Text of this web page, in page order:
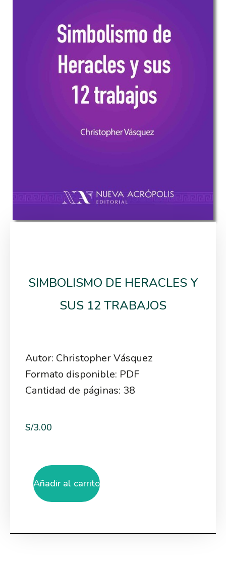
SIMBOLISMO DE HERACLES Y
SUS 12 TRABAJOS
Autor: Christopher Vásquez
Formato disponible: PDF
Cantidad de páginas: 38
S/3.00
Añadir al carrito